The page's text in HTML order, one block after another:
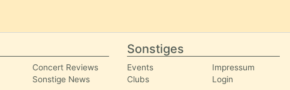
Concert Reviews
Sonstige News
Sonstiges
Events
Clubs
Impressum
Login